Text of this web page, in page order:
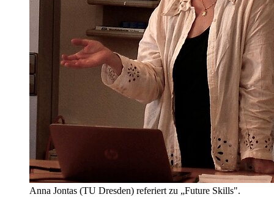
Anna Jontas (TU Dresden) referiert zu „Future Skills".